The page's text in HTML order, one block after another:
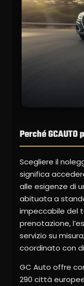
Perché
Scegliere il
significa
alle esigenze di
abituata a
impeccabile del
prenotazione,
servizio su
coordinato con
GC Auto offre
290 città